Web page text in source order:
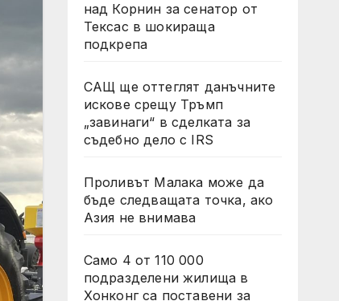
над Корнин за сенатор от
Тексас в шокираща
подкрепа
САЩ ще оттеглят данъчните
искове срещу Тръмп
„завинаги“ в сделката за
съдебно дело с IRS
Проливът Малака може да
бъде следващата точка, ако
Азия не внимава
Само 4 от 110 000
подразделени жилища в
Хонконг са поставени за